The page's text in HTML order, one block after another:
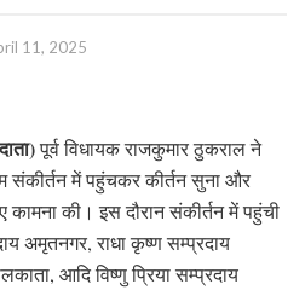
11, 2025
पूर्व विधायक राजकुमार ठुकराल ने
संकीर्तन में पहुंचकर कीर्तन सुना और
कामना की। इस दौरान संकीर्तन में पहुंची
अमृतनगर, राधा कृष्ण सम्प्रदाय
आदि विष्णु प्रिया सम्प्रदाय